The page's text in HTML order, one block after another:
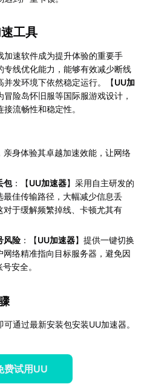
工具
速软件成为提升体验的重要手
线优化能力，能够有效减少断线
发环境下依然稳定运行。【UU加
险岛怀旧服等国际服游戏设计，
流畅性和稳定性。
亲身体验其卓越加速效能，让网络
包：【UU加速器】采用自主研发的
佳传输路径，大幅减少信息丢
于缓解频繁掉线、卡顿尤其有
风险 ：【UU加速器】提供一键切换
络精准指向目标服务器，避免因
安全。
通过最新安装包安装UU加速器。
费试用UU